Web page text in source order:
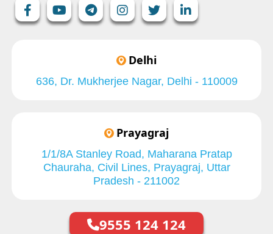
Delhi
636, Dr. Mukherjee Nagar, Delhi - 110009
Prayagraj
1/1/8A Stanley Road, Maharana Pratap
Chauraha, Civil Lines, Prayagraj, Uttar
Pradesh - 211002
9555 124 124